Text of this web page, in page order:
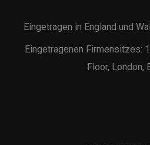
Eingetragen in England und
Eingetragenen Firmensitzes:
Floor, London,